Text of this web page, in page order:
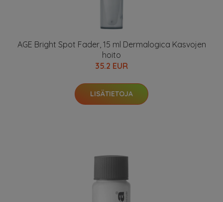
AGE Bright Spot Fader, 15 ml Dermalogica Kasvojen
hoito
35.2 EUR
LISÄTIETOJA